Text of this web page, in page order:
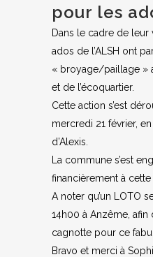
pour les
Dans le cadre de leur
ados de l’ALSH ont
« broyage/paillage »
et de l’écoquartier.
Cette action s’est
mercredi 21 février,
d’Alexis.
La commune s’est
financièrement à cette
A noter qu’un LOTO
14h00 à Anzême, afin
cagnotte pour ce
Bravo et merci à